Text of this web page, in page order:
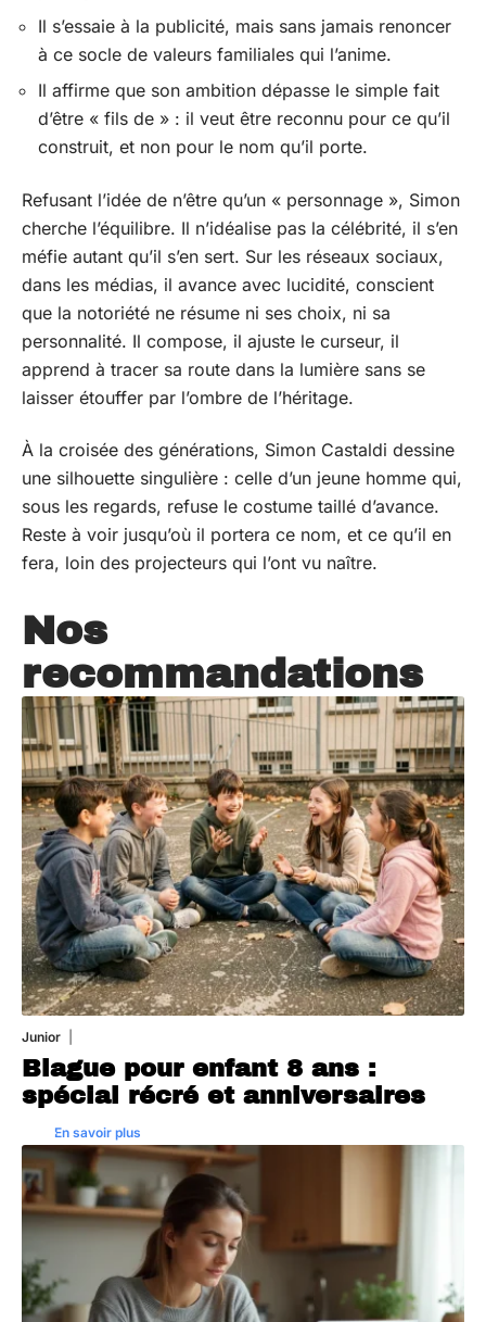
Il s’essaie à la publicité, mais sans jamais renoncer
à ce socle de valeurs familiales qui l’anime.
Il affirme que son ambition dépasse le simple fait
d’être « fils de » : il veut être reconnu pour ce qu’il
construit, et non pour le nom qu’il porte.
Refusant l’idée de n’être qu’un « personnage », Simon
cherche l’équilibre. Il n’idéalise pas la célébrité, il s’en
méfie autant qu’il s’en sert. Sur les réseaux sociaux,
dans les médias, il avance avec lucidité, conscient
que la notoriété ne résume ni ses choix, ni sa
personnalité. Il compose, il ajuste le curseur, il
apprend à tracer sa route dans la lumière sans se
laisser étouffer par l’ombre de l’héritage.
À la croisée des générations, Simon Castaldi dessine
une silhouette singulière : celle d’un jeune homme qui,
sous les regards, refuse le costume taillé d’avance.
Reste à voir jusqu’où il portera ce nom, et ce qu’il en
fera, loin des projecteurs qui l’ont vu naître.
Nos
recommandations
Junior
Blague pour enfant 8 ans :
spécial récré et anniversaires
En savoir plus